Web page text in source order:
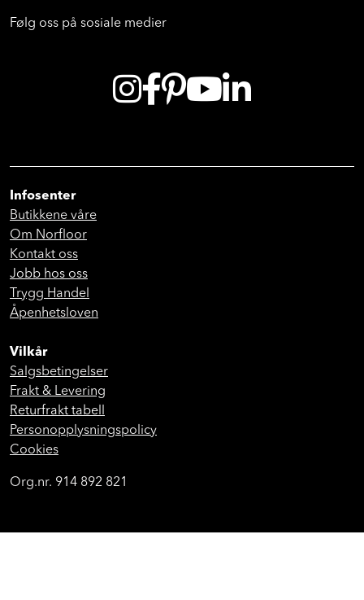
Følg oss på sosiale medier
Infosenter
Butikkene våre
Om Norfloor
Kontakt oss
Jobb hos oss
Trygg Handel
Åpenhetsloven
Vilkår
Salgsbetingelser
Frakt & Levering
Returfrakt tabell
Personopplysningspolicy
Cookies
Org.nr. 914 892 821